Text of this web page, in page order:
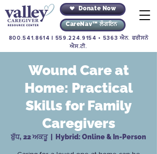
Donate Now
CareNav™ ਲੌਗਇਨ
800.541.8614 559.224.9154 • 5363 ਐਨ. ਫਰੀਸਨੋ
ਐਸ.ਟੀ.
Wound Care at
Home: Practical
Skills for Family
Caregivers
ਬੁੱਧ, 22 ਅਕਤੂ
  |
Hybrid: Online & In-Person